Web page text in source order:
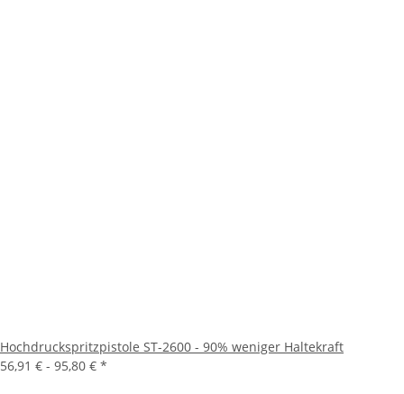
Hochdruckspritzpistole ST-2600 - 90% weniger Haltekraft
56,91 € - 95,80 € *